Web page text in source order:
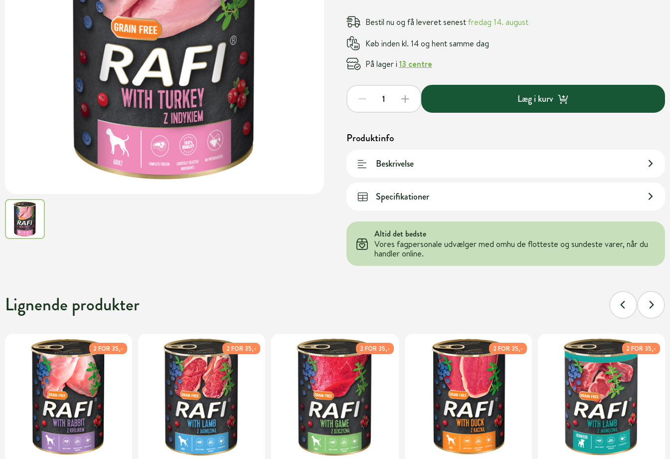
Bestil nu og få leveret senestfredag 14. august
Køb inden kl. 14 og hent samme dag
På lager i 13 centre
Læg i kurv
Produktinfo
Beskrivelse
Specifikationer
Altid det bedste
Vores fagpersonale udvælger med omhu de flotteste og sundeste varer, når du
handler online.
Lignende produkter
2 FOR 35,- 2 FOR 35,- 2 FOR 35,- 2 FOR 35,- 2 FOR 35,-